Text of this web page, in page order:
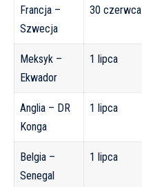
Francja –
Szwecja
30 czerwca
Meksyk –
Ekwador
1 lipca
Anglia – DR
Konga
1 lipca
Belgia –
Senegal
1 lipca